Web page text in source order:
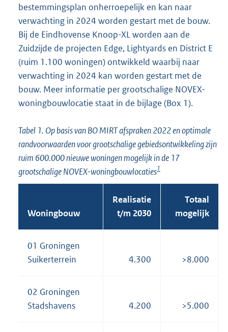
bestemmingsplan onherroepelijk en kan naar
verwachting in 2024 worden gestart met de bouw.
Bij de Eindhovense Knoop-XL worden aan de
Zuidzijde de projecten Edge, Lightyards en District E
(ruim 1.100 woningen) ontwikkeld waarbij naar
verwachting in 2024 kan worden gestart met de
bouw. Meer informatie per grootschalige NOVEX-
woningbouwlocatie staat in de bijlage (Box 1).
Tabel 1. Op basis van BO MIRT afspraken 2022 en optimale
randvoorwaarden voor grootschalige gebiedsontwikkeling zijn
ruim 600.000 nieuwe woningen mogelijk in de 17
grootschalige NOVEX-woningbouwlocaties1
Woningbouw
Realisatie
t/m 2030
Totaal
mogelijk
01 Groningen
Suikerterrein
4.300 >8.000
02 Groningen
Stadshavens
4.200 >5.000